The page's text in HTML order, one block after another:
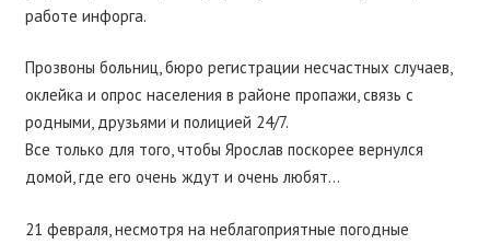
работе инфорга.
Прозвоны больниц, бюро регистрации несчастных случаев,
оклейка и опрос населения в районе пропажи, связь с
родными, друзьями и полицией 24/7.
Все только для того, чтобы Ярослав поскорее вернулся
домой, где его очень ждут и очень любят…
21 февраля, несмотря на неблагоприятные погодные